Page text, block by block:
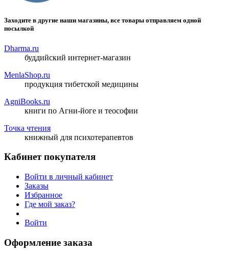
Заходите в другие наши магазины, все товары отправляем одной
посылкой
Dharma.ru
буддийский интернет-магазин
MenlaShop.ru
продукция тибетской медицины
AgniBooks.ru
книги по Агни-йоге и теософии
Точка чтения
книжный для психотерапевтов
Кабинет покупателя
Войти в личный кабинет
Заказы
Избранное
Где мой заказ?
Войти
Оформление заказа